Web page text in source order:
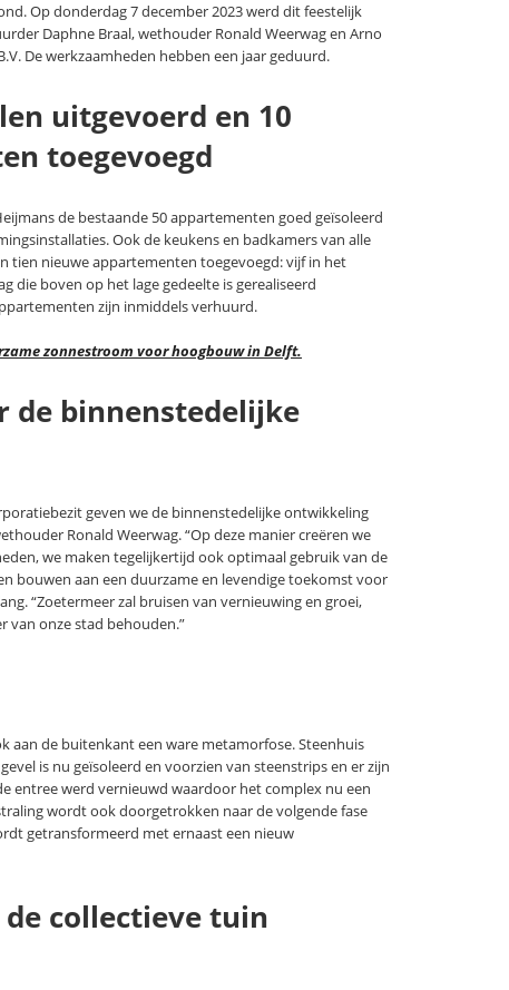
Op donderdag 7 december 2023 werd dit feestelijk
Daphne Braal, wethouder Ronald Weerwag en Arno
De werkzaamheden hebben een jaar geduurd.
uitgevoerd en 10
toegevoegd
de bestaande 50 appartementen goed geïsoleerd
Ook de keukens en badkamers van alle
tien nieuwe appartementen toegevoegd: vijf in het
die boven op het lage gedeelte is gerealiseerd
zijn inmiddels verhuurd.
zonnestroom voor hoogbouw in Delft.
de binnenstedelijke
geven we de binnenstedelijke ontwikkeling
Ronald Weerwag. “Op deze manier creëren we
we maken tegelijkertijd ook optimaal gebruik van de
bouwen aan een duurzame en levendige toekomst voor
“Zoetermeer zal bruisen van vernieuwing en groei,
van onze stad behouden.”
aan de buitenkant een ware metamorfose. Steenhuis
is nu geïsoleerd en voorzien van steenstrips en er zijn
entree werd vernieuwd waardoor het complex nu een
wordt ook doorgetrokken naar de volgende fase
getransformeerd met ernaast een nieuw
collectieve tuin